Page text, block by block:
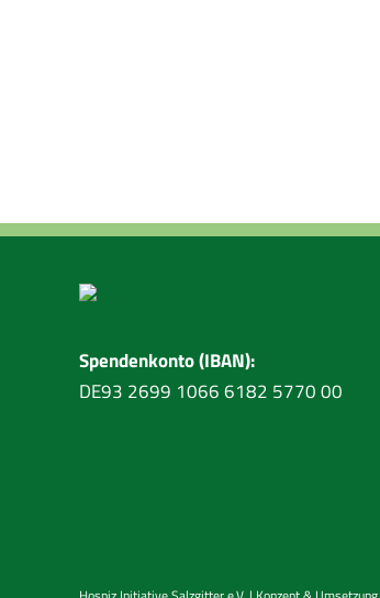
Spendenkonto (IBAN):
DE93 2699 1066 6182 5770 00